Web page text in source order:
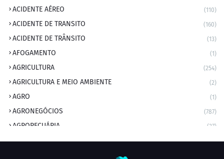
ACIDENTE AÉREO (110)
ACIDENTE DE TRANSITO (160)
ACIDENTE DE TRÂNSITO (13)
AFOGAMENTO (1)
AGRICULTURA (254)
AGRICULTURA E MEIO AMBIENTE (2)
AGRO (1)
AGRONEGÓCIOS (787)
AGROPECUÁRIA (37)
AMBIENTE (9)